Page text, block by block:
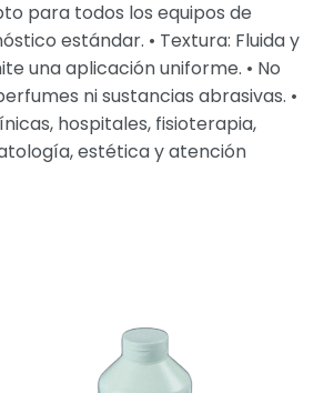
para todos los equipos de
estándar. • Textura: Fluida y
una aplicación uniforme. • No
ni sustancias abrasivas. •
hospitales, fisioterapia,
estética y atención